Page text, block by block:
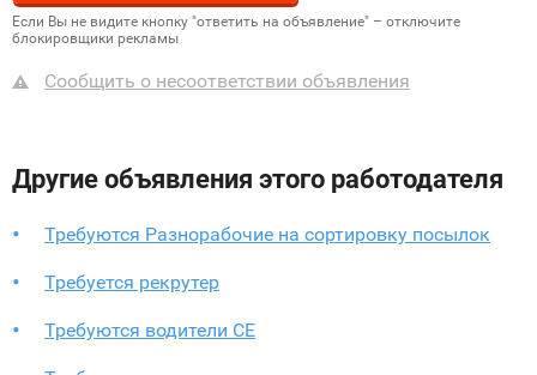
Если Вы не видите кнопку "ответить на объявление" – отключите
блокировщики рекламы
Сообщить о несоответствии объявления
Другие объявления этого работодателя
Требуются Разнорабочие на сортировку посылок
Требуется рекрутер
Требуются водители CE